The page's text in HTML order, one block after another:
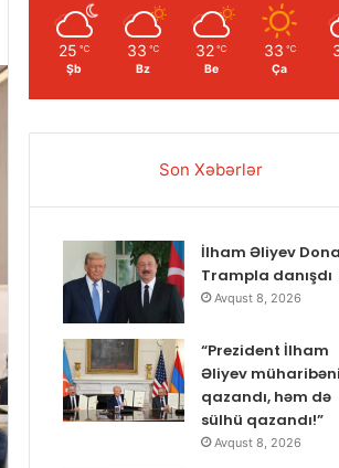
25 ℃
Şb
33 ℃
Bz
32 ℃
Be
33 ℃
Ça
Son Xəbərlər
İlham Əliyev
Trampla danışdı
Avqust 8, 2026
“Prezident İlham
Əliyev müharibəni
qazandı, həm də
sülhü qazandı!”
Avqust 8, 2026